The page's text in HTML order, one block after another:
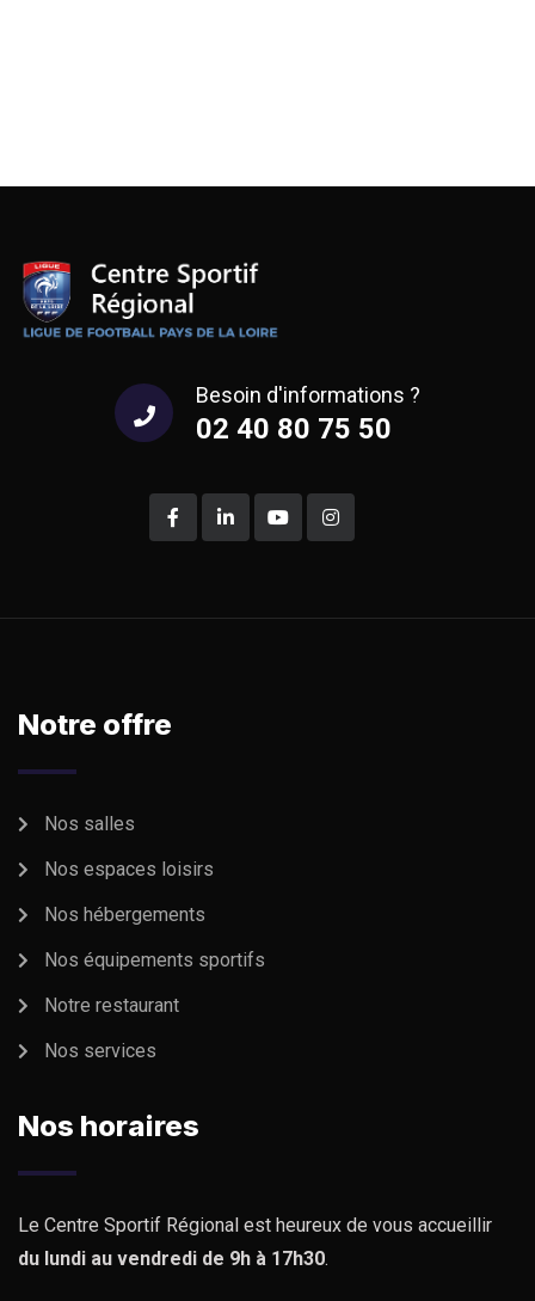
Besoin d'informations ?
02 40 80 75 50
Notre offre
Nos salles
Nos espaces loisirs
Nos hébergements
Nos équipements sportifs
Notre restaurant
Nos services
Nos horaires
Le Centre Sportif Régional est heureux de vous accueillir
du lundi au vendredi de 9h à 17h30.